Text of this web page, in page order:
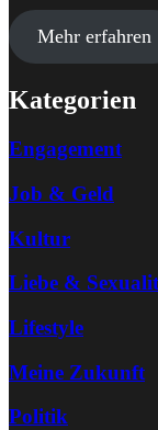
Mehr erfahren
Kategorien
Engagement
Job & Geld
Kultur
Liebe &
Lifestyle
Meine Zukunft
Politik